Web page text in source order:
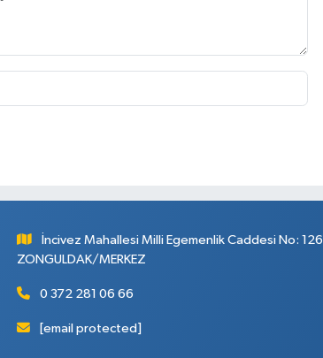
İncivez Mahallesi Milli Egemenlik Caddesi No: 126
ZONGULDAK/MERKEZ
0 372 281 06 66
[email protected]